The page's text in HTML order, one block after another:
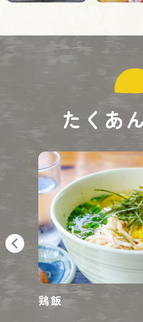
たくあ
鶏飯